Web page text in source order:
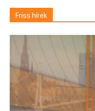
Friss hírek